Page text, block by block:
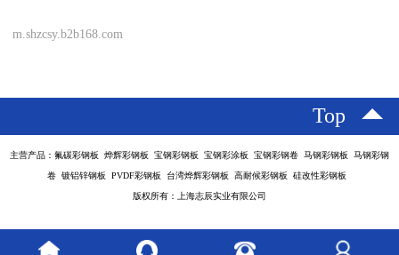
m.shzcsy.b2b168.com
Top
主营产品：氟碳彩钢板 烨辉彩钢板 宝钢彩钢板 宝钢彩涂板 宝钢彩钢卷 马钢彩钢板 马钢彩钢
卷 镀铝锌钢板 PVDF彩钢板 台湾烨辉彩钢板 高耐候彩钢板 硅改性彩钢板
版权所有：上海志辰实业有限公司